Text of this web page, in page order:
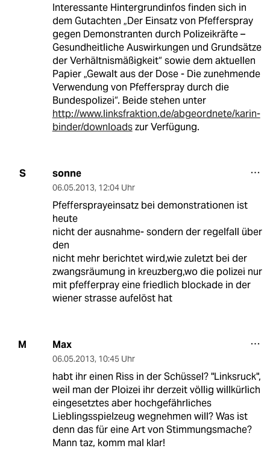
Interessante Hintergrundinfos finden sich in
dem Gutachten „Der Einsatz von Pfefferspray
gegen Demonstranten durch Polizeikräfte –
Gesundheitliche Auswirkungen und Grundsätze
der Verhältnismäßigkeit“ sowie dem aktuellen
Papier „Gewalt aus der Dose - Die zunehmende
Verwendung von Pfefferspray durch die
Bundespolizei“. Beide stehen unter
http://www.linksfraktion.de/abgeordnete/karin-
binder/downloadszur Verfügung.
S sonne
06.05.2013, 12:04 Uhr
Pfeffersprayeinsatz bei demonstrationen ist
heute
nicht der ausnahme- sondern der regelfall über
den
nicht mehr berichtet wird,wie zuletzt bei der
zwangsräumung in kreuzberg,wo die polizei nur
mit pfefferpray eine friedlich blockade in der
wiener strasse aufelöst hat
M Max
06.05.2013, 10:45 Uhr
habt ihr einen Riss in der Schüssel? "Linksruck",
weil man der Ploizei ihr derzeit völlig willkürlich
eingesetztes aber hochgefährliches
Lieblingsspielzeug wegnehmen will? Was ist
denn das für eine Art von Stimmungsmache?
Mann taz, komm mal klar!